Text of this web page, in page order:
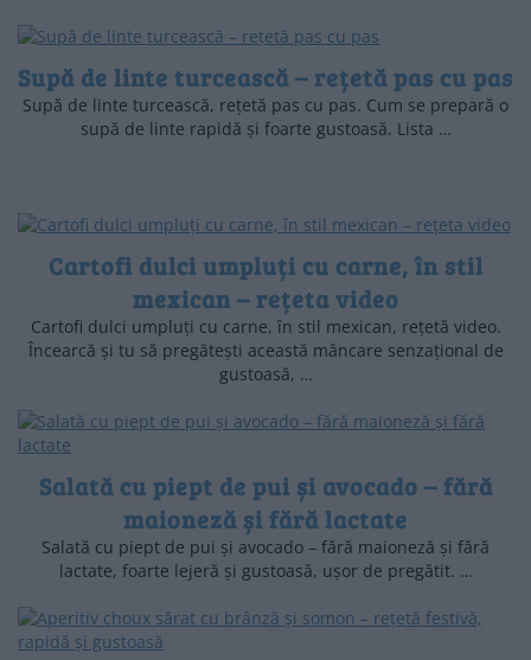
Supă de linte turcească – rețetă pas cu pas
Supă de linte turcească, rețetă pas cu pas. Cum se prepară o
supă de linte rapidă și foarte gustoasă. Lista …
Cartofi dulci umpluți cu carne, în stil
mexican – rețeta video
Cartofi dulci umpluți cu carne, în stil mexican, rețetă video.
Încearcă și tu să pregătești această mâncare senzațional de
gustoasă, …
Salată cu piept de pui și avocado – fără
maioneză și fără lactate
Salată cu piept de pui și avocado – fără maioneză și fără
lactate, foarte lejeră și gustoasă, ușor de pregătit. …